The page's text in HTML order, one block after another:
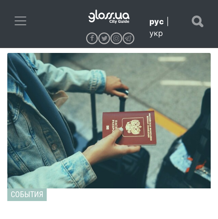
рус
укр
СОБЫТИЯ